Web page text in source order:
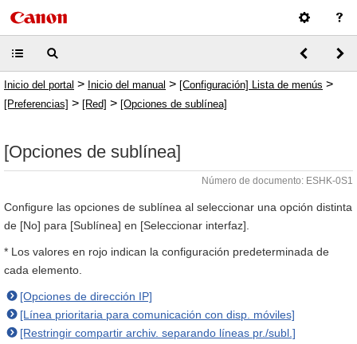
Inicio del portal > Inicio del manual > [Configuración] Lista de menús >
[Preferencias] > [Red] > [Opciones de sublínea]
[Opciones de sublínea]
Número de documento: ESHK-0S1
Configure las opciones de sublínea al seleccionar una opción distinta
de [No] para [Sublínea] en [Seleccionar interfaz].
* Los valores en rojo indican la configuración predeterminada de
cada elemento.
[Opciones de dirección IP]
[Línea prioritaria para comunicación con disp. móviles]
[Restringir compartir archiv. separando líneas pr./subl.]